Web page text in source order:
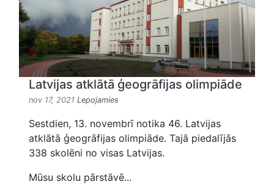
Latvijas atklātā ģeogrāfijas olimpiāde
nov 17, 2021 Lepojamies
Sestdien, 13. novembrī notika 46. Latvijas
atklātā ģeogrāfijas olimpiāde. Tajā piedalījās
338 skolēni no visas Latvijas.
Mūsu skolu pārstāvē...